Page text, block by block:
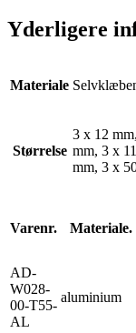
Yderligere
Materiale
Størrelse
3 x 12
mm, 3 x
mm, 3 x
Varenr. Materiale.
AD-
W028-
00-T55-
AL
aluminium